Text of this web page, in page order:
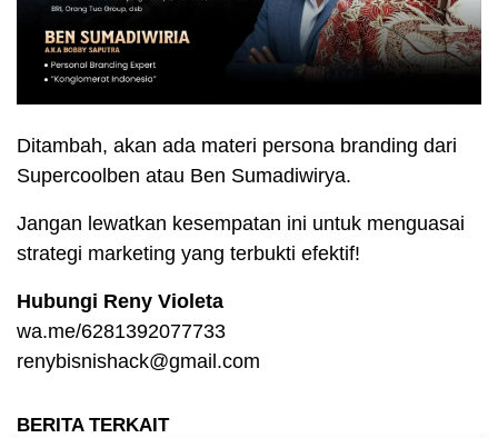
Ditambah, akan ada materi persona branding dari
Supercoolben atau Ben Sumadiwirya.
Jangan lewatkan kesempatan ini untuk menguasai
strategi marketing yang terbukti efektif!
Hubungi Reny Violeta
wa.me/6281392077733
renybisnishack@gmail.com
BERITA TERKAIT